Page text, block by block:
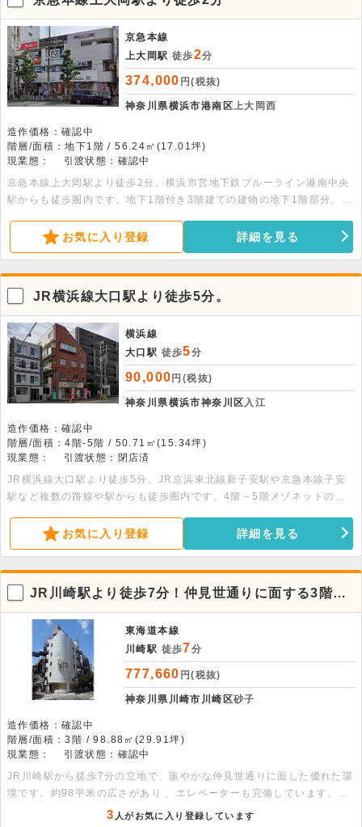
京急本線
上大岡駅 徒歩2分
374,000 円(税抜)
神奈川県横浜市港南区上大岡西
造作価格：確認中
階層/面積：地下1階 / 56.24㎡(17.01坪)
現業態：
引渡状態：確認中
京急本線上大岡駅より徒歩2分。横浜市営地下鉄ブルーライン港南中央
駅からも徒歩圏内です。地下1階付き3階建ての建物の地下1階部分、
居可能です。お気に入り登録 詳細を見る
JR横浜線大口駅より徒歩5分。
横浜線
大口駅 徒歩5分
90,000 円(税抜)
神奈川県横浜市神奈川区入江
造作価格：確認中
階層/面積：4階-5階 / 50.71㎡(15.34坪)
現業態：
引渡状態：閉店済
JR横浜線大口駅より徒歩5分。JR京浜東北線新子安駅や京急本線子安
駅など複数の路線や駅からも徒歩圏内です。4階～5階メゾネットの物
米・5階12.35平米お気に入り登録 詳細を見る
JR川崎駅より徒歩7分！仲見世通りに面する3階店
舗物件。
東海道本線
川崎駅 徒歩7分
777,660 円(税抜)
神奈川県川崎市川崎区砂子
造作価格：確認中
階層/面積：3階 / 98.88㎡(29.91坪)
現業態：
引渡状態：確認中
JR川崎駅から徒歩7分の立地で、賑やかな仲見世通りに面した優れた環
境です。約98平米の広さがあり 、エレベーターも完備しています。軽
飲食の相談も可能です。詳細につきましてはお問い合わせください。
3 人がお気に入り登録しています